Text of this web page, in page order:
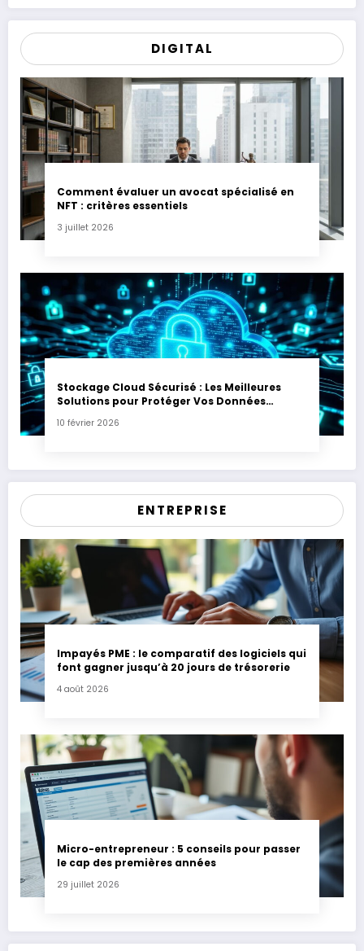
DIGITAL
Comment évaluer un avocat spécialisé en
NFT : critères essentiels
3 juillet 2026
Stockage Cloud Sécurisé : Les Meilleures
Solutions pour Protéger Vos Données
Sensibles
10 février 2026
ENTREPRISE
Impayés PME : le comparatif des logiciels qui
font gagner jusqu’à 20 jours de trésorerie
4 août 2026
Micro-entrepreneur : 5 conseils pour passer
le cap des premières années
29 juillet 2026